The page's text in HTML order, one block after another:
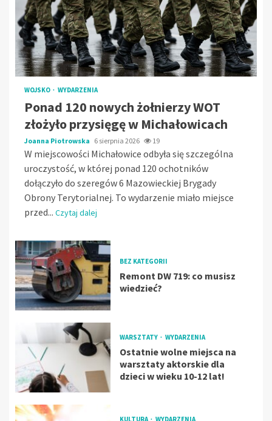
WOJSKO WYDARZENIA
Ponad 120 nowych żołnierzy WOT
złożyło przysięgę w Michałowicach
Joanna Piotrowska 6 sierpnia 2026 19
W miejscowości Michałowice odbyła się szczególna
uroczystość, w której ponad 120 ochotników
dołączyło do szeregów 6 Mazowieckiej Brygady
Obrony Terytorialnej. To wydarzenie miało miejsce
przed... Czytaj dalej
BEZ KATEGORII
Remont DW 719: co musisz
wiedzieć?
WARSZTATY WYDARZENIA
Ostatnie wolne miejsca na
warsztaty aktorskie dla
dzieci w wieku 10-12 lat!
KULTURA WYDARZENIA